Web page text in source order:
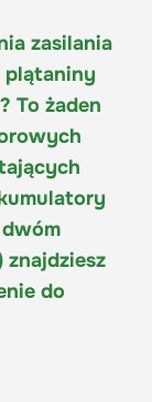
zasilania
plątaniny
To żaden
znajdziesz
do